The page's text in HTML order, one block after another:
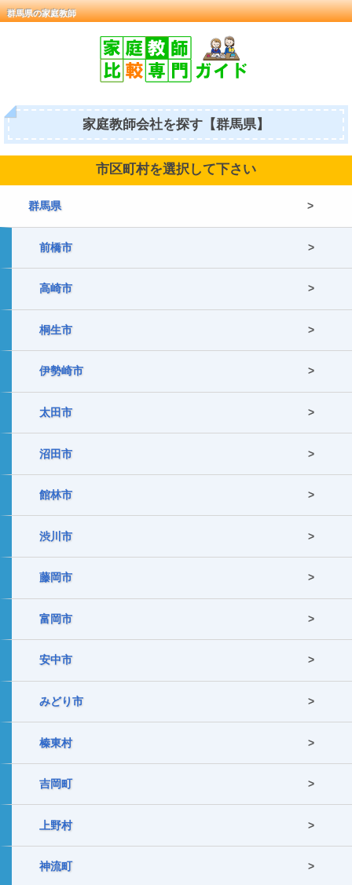
群馬県の家庭教師
家庭教師会社を探す【群馬県】
市区町村を選択して下さい
群馬県
前橋市
高崎市
桐生市
伊勢崎市
太田市
沼田市
館林市
渋川市
藤岡市
富岡市
安中市
みどり市
榛東村
吉岡町
上野村
神流町